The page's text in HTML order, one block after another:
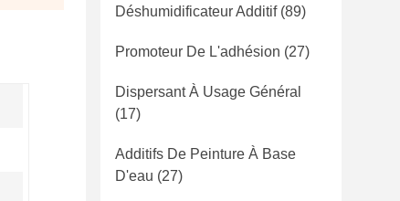
Déshumidificateur Additif(89)
Promoteur De L'adhésion (27)
Dispersant À Usage Général
(17)
Additifs De Peinture À Base
D'eau (27)